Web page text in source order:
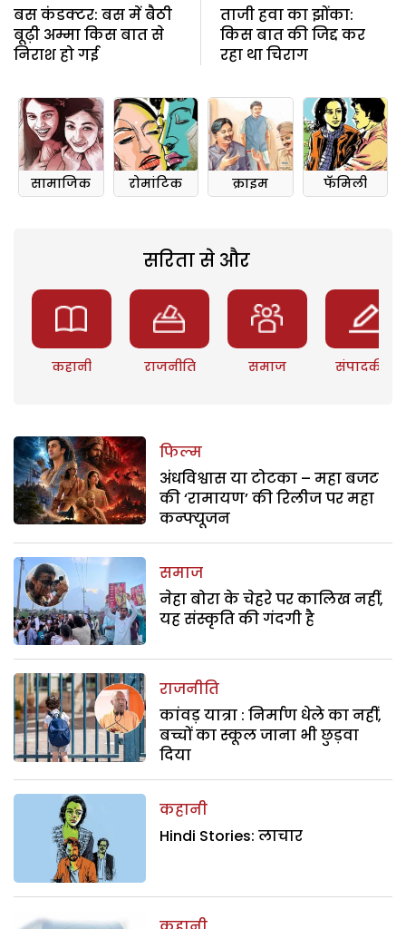
बस कंडक्टर: बस में बैठी
बूढ़ी अम्मा किस बात से
निराश हो गई
ताजी हवा का झोंका:
किस बात की जिद्द कर
रहा था चिराग
सामाजिक रोमांटिक क्राइम फॅमिली
सरिता से और
कहानी राजनीति समाज संपादकीय
फिल्म
अंधविश्वास या टोटका – महा बजट
की ‘रामायण’ की रिलीज पर महा
कन्फ्यूजन
समाज
नेहा बोरा के चेहरे पर कालिख नहीं,
यह संस्कृति की गंदगी है
राजनीति
कांवड़ यात्रा : निर्माण धेले का नहीं,
बच्चों का स्कूल जाना भी छुड़वा
दिया
कहानी
Hindi Stories: लाचार